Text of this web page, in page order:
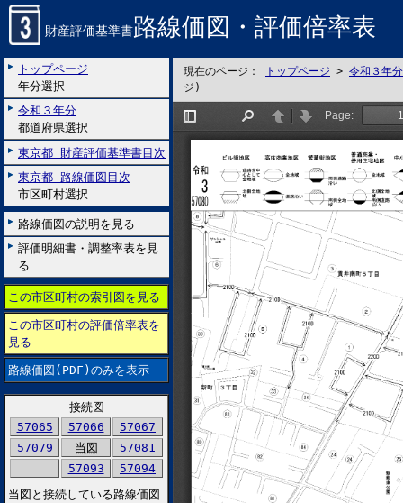
財産評価基準書路線価図・評価倍率表
トップページ
年分選択
令和３年分
都道府県選択
東京都 財産評価基準書目次
東京都 路線価図目次
市区町村選択
路線価図の説明を見る
評価明細書・調整率表を見
る
この市区町村の索引図を見る
この市区町村の評価倍率表を
見る
路線価図(PDF)のみを表示
接続図
57065
57066
57067
57079
当図
57081
57093
57094
当図と接続している路線価図
現在のページ： トップページ > 令和３年分
ジ)